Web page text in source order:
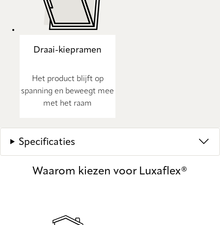
Draai-kiepramen
Het product blijft op
spanning en beweegt mee
met het raam
Specificaties
Waarom kiezen voor Luxaflex®